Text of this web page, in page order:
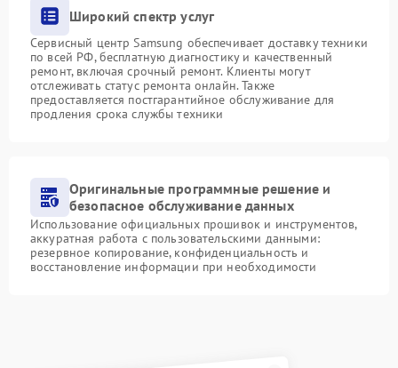
Широкий спектр услуг
Сервисный центр Samsung обеспечивает доставку техники
по всей РФ, бесплатную диагностику и качественный
ремонт, включая срочный ремонт. Клиенты могут
отслеживать статус ремонта онлайн. Также
предоставляется постгарантийное обслуживание для
продления срока службы техники
Оригинальные программные решение и
безопасное обслуживание данных
Использование официальных прошивок и инструментов,
аккуратная работа с пользовательскими данными:
резервное копирование, конфиденциальность и
восстановление информации при необходимости